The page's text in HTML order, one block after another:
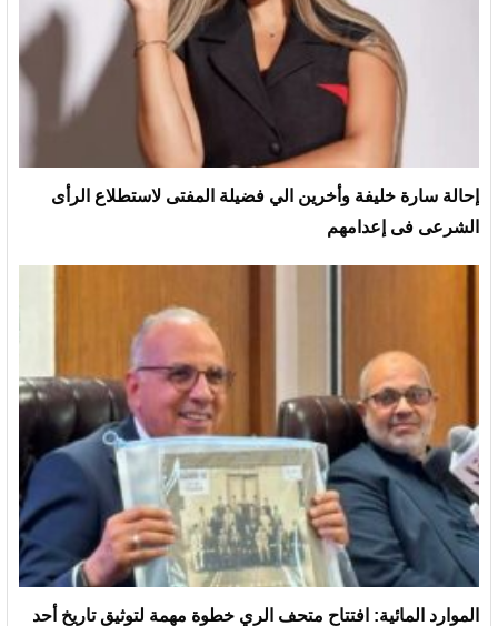
إحالة سارة خليفة وأخرين الي فضيلة المفتى لاستطلاع الرأى
الشرعى فى إعدامهم
الموارد المائية: افتتاح متحف الري خطوة مهمة لتوثيق تاريخ أحد